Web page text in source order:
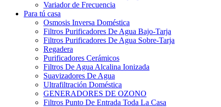
Variador de Frecuencia
Para tú casa
Osmosis Inversa Doméstica
Filtros Purificadores De Agua Bajo-Tarja
Filtros Purificadores De Agua Sobre-Tarja
Regadera
Purificadores Cerámicos
Filtros De Agua Alcalina Ionizada
Suavizadores De Agua
Ultrafiltración Doméstica
GENERADORES DE OZONO
Filtros Punto De Entrada Toda La Casa